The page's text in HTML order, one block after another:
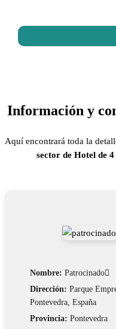
Información y
Aquí encontrará toda la
sector de Hotel de
Nombre: Patrocinado
Dirección: Parque
Pontevedra, España
Provincia: Pontevedra